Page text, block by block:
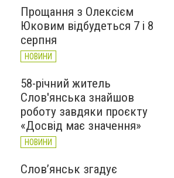
Прощання з Олексієм
Юковим відбудеться 7 і 8
серпня
НОВИНИ
58-річний житель
Слов'янська знайшов
роботу завдяки проєкту
«Досвід має значення»
НОВИНИ
Слов’янськ згадує